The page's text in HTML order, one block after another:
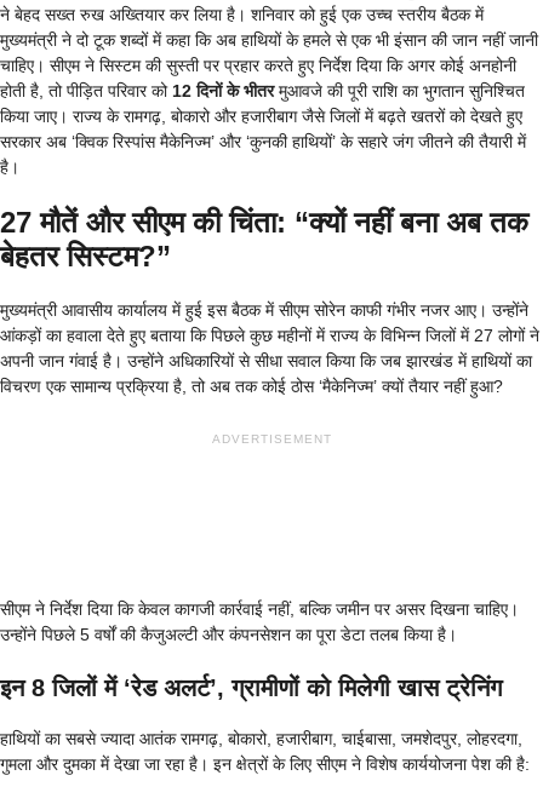
ने बेहद सख्त रुख अख्तियार कर लिया है। शनिवार को हुई एक उच्च स्तरीय बैठक में
मुख्यमंत्री ने दो टूक शब्दों में कहा कि अब हाथियों के हमले से एक भी इंसान की जान नहीं जानी
चाहिए। सीएम ने सिस्टम की सुस्ती पर प्रहार करते हुए निर्देश दिया कि अगर कोई अनहोनी
होती है, तो पीड़ित परिवार को 12 दिनों के भीतरमुआवजे की पूरी राशि का भुगतान सुनिश्चित
किया जाए। राज्य के रामगढ़, बोकारो और हजारीबाग जैसे जिलों में बढ़ते खतरों को देखते हुए
सरकार अब ‘क्विक रिस्पांस मैकेनिज्म’ और ‘कुनकी हाथियों’ के सहारे जंग जीतने की तैयारी में
है।
​27 मौतें और सीएम की चिंता: “क्यों नहीं बना अब तक
बेहतर सिस्टम?”
​मुख्यमंत्री आवासीय कार्यालय में हुई इस बैठक में सीएम सोरेन काफी गंभीर नजर आए। उन्होंने
आंकड़ों का हवाला देते हुए बताया कि पिछले कुछ महीनों में राज्य के विभिन्न जिलों में 27 लोगों ने
अपनी जान गंवाई है। उन्होंने अधिकारियों से सीधा सवाल किया कि जब झारखंड में हाथियों का
विचरण एक सामान्य प्रक्रिया है, तो अब तक कोई ठोस ‘मैकेनिज्म’ क्यों तैयार नहीं हुआ?
ADVERTISEMENT
​सीएम ने निर्देश दिया कि केवल कागजी कार्रवाई नहीं, बल्कि जमीन पर असर दिखना चाहिए।
उन्होंने पिछले 5 वर्षों की कैजुअल्टी और कंपनसेशन का पूरा डेटा तलब किया है।
​इन 8 जिलों में ‘रेड अलर्ट’, ग्रामीणों को मिलेगी खास ट्रेनिंग
​हाथियों का सबसे ज्यादा आतंक रामगढ़, बोकारो, हजारीबाग, चाईबासा, जमशेदपुर, लोहरदगा,
गुमला और दुमका में देखा जा रहा है। इन क्षेत्रों के लिए सीएम ने विशेष कार्ययोजना पेश की है: